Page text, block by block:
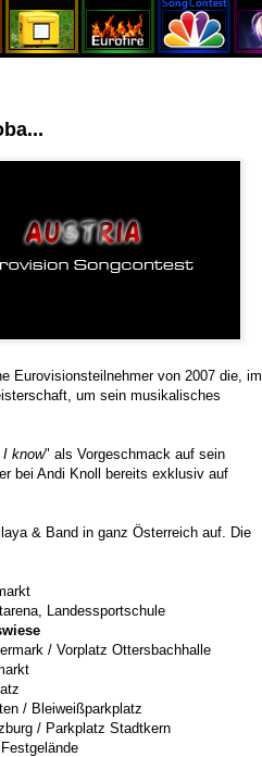
Eurovisionsteilnehmer von 2007 die, im
um sein musikalisches
I know" als Vorgeschmack auf sein
bei Andi Knoll bereits exklusiv auf
& Band in ganz Österreich auf. Die
Landessportschule
/ Vorplatz Ottersbachhalle
/ Bleiweißparkplatz
/ Parkplatz Stadtkern